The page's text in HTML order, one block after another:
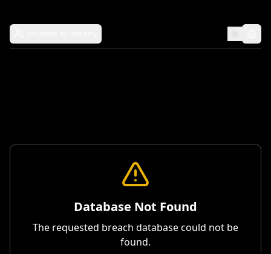
Database Not Found
The requested breach database could not be
found.